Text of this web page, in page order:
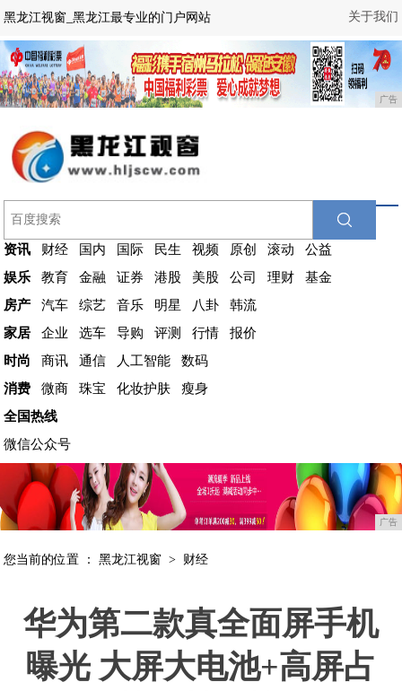
关于我们
黑龙江视窗_黑龙江最专业的门户网站
广告
资讯 财经 国内 国际 民生 视频 原创 滚动
公益
娱乐
教育 金融 证券 港股 美股 公司 理财
基金
房产
汽车 综艺 音乐 明星 八卦
韩流
家居
企业 选车 导购 评测 行情
报价
时尚
商讯 通信 人工智能
数码
消费
微商 珠宝 化妆护肤
瘦身
全国热线
微信公众号
广告
您当前的位置 ：黑龙江视窗 > 财经
华为第二款真全面屏手机
曝光 大屏大电池+高屏占